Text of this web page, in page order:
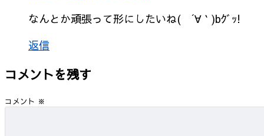
なんとか頑張って形にしたいね( ´∀｀)bｸﾞｯ!
返信
コメントを残す
コメント ※